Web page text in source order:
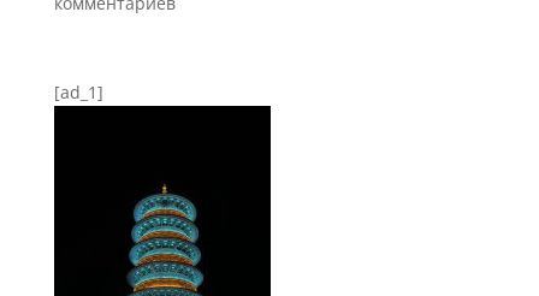
[ad_1]